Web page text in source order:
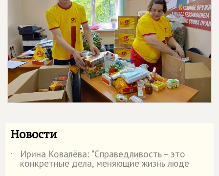
Новости
˙ Ирина Ковалёва: "Справедливость – это
конкретные дела, меняющие жизнь люде